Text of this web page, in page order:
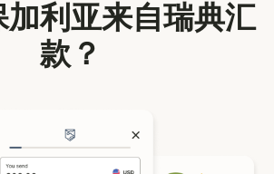
加利亚来自瑞典汇
款？